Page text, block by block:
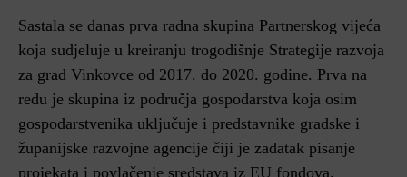
Sastala se danas prva radna skupina Partnerskog vijeća
koja sudjeluje u kreiranju trogodišnje Strategije razvoja
za grad Vinkovce od 2017. do 2020. godine. Prva na
redu je skupina iz područja gospodarstva koja osim
gospodarstvenika uključuje i predstavnike gradske i
županijske razvojne agencije čiji je zadatak pisanje
projekata i povlačenje sredstava iz EU fondova.